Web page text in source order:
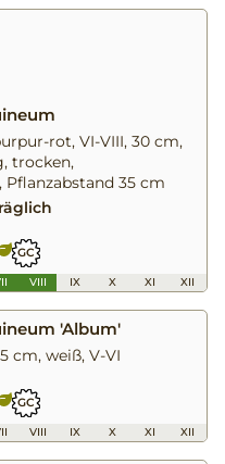
rot, VI-VIII, 30 cm,
trocken,
35 cm
GC
VIII IX X XI XII
'Album'
cm, weiß, V-VI
GC
VIII IX X XI XII